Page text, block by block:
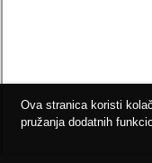
Ova stranica koristi
pružanja dodatnih